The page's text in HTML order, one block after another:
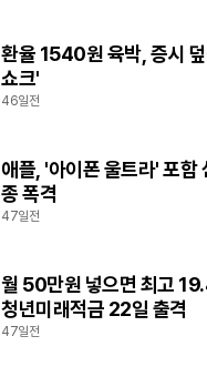
환율 1540원 육박, 증시
쇼크'
46일전
애플, '아이폰 울트라' 포함
종 폭격
47일전
월 50만원 넣으면 최고
청년미래적금 22일 출격
47일전